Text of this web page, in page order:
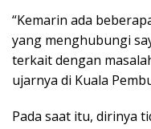
“Kemarin ada
yang menghubungi
terkait dengan
ujarnya di Kuala
Pada saat itu, dirinya